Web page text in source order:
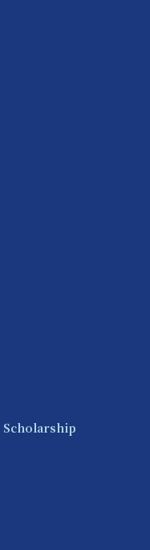
Scholarship